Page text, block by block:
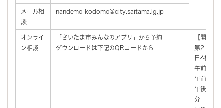
メール相
談
nandemo-kodomo@city.saitama.lg.jp
オンライ
ン相談
「さいたま市みんなのアプリ」から予約
ダウンロードは下記のQRコードから
【開設日
第2・第4
日4枠
午前10
午前11
午後1時
分